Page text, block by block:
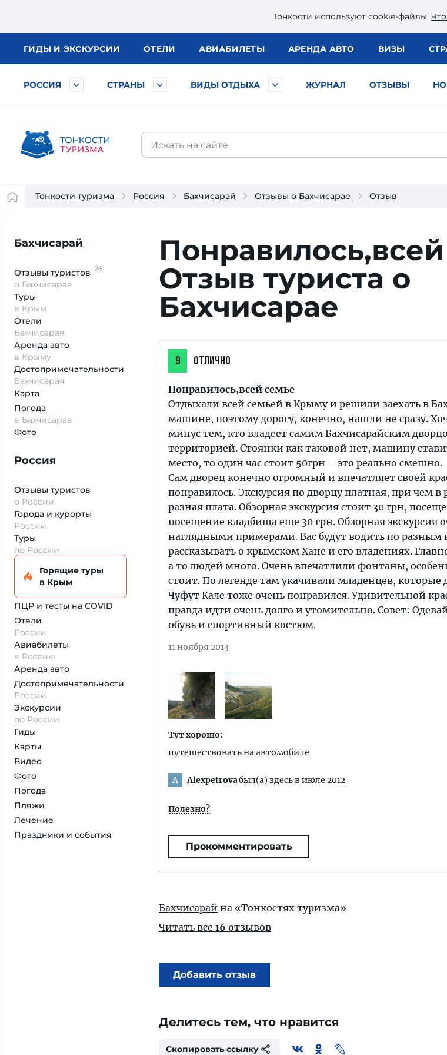
Тонкости используют сookie-файлы.
ГИДЫ И ЭКСКУРСИИ ОТЕЛИ АВИАБИЛЕТЫ АРЕНДА АВТО ВИЗЫ
РОССИЯ СТРАНЫ ВИДЫ ОТДЫХА ЖУРНАЛ ОТЗЫВЫ
Тонкости туризма Россия Бахчисарай Отзывы о Бахчисарае Отзыв
Бахчисарай
Отзывы туристов 26
о Бахчисарае
Туры
в Крым
Отели
Бахчисарая
Аренда авто
в Крыму
Достопримеча­тельности
Бахчисарая
Карта
Погода
в Бахчисарае
Фото
Россия
Отзывы туристов
о России
Города и курорты
России
Туры
по России
Горящие туры
в Крым
ПЦР и тесты на COVID
Отели
России
Авиабилеты
в Россию
Аренда авто
Достопримеча­тельности
России
Экскурсии
по России
Гиды
Карты
Видео
Фото
Погода
Пляжи
Лечение
Праздники и события
Отзыв туриста о
Бахчисарае
9 ОТЛИЧНО
Понравилось,всей семье
Отдыхали всей семьей в Крыму и решили заехать в
машине, поэтому дорогу, конечно, нашли не сразу.
минус тем, кто владеет самим Бахчисарайским
территорией. Стоянки как таковой нет, машину
место, то один час стоит 50грн – это реально смешно.
Сам дворец конечно огромный и впечатляет своей
понравилось. Экскурсия по дворцу платная, при чем в
разная плата. Обзорная экскурсия стоит 30 грн,
посещение кладбища еще 30 грн. Обзорная экскурсия
наглядными примерами. Вас будут водить по разным
рассказывать о крымском Хане и его владениях.
а то людей много. Очень впечатлили фонтаны,
стоит. По легенде там укачивали младенцев, которые
Чуфут Кале тоже очень понравился. Удивительной
правда идти очень долго и утомительно. Совет:
обувь и спортивный костюм.
11 ноября 2013
Тут хорошо:
путешествовать на автомобиле
A Alexpetrovaбыл(а) здесь в июле 2012
Полезно?
Прокомментировать
Бахчисарай на «Тонкостях туризма»
Читать все 16 отзывов
Добавить отзыв
Делитесь тем, что нравится
Скопировать ссылку